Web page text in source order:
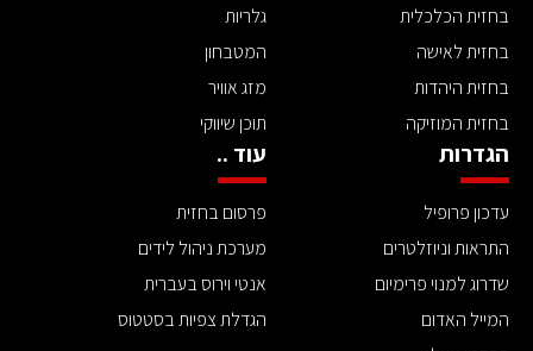
בחזית הכלכלית
בחזית לאישה
בחזית היהדות
בחזית המוזיקה
גלריות
המטבחון
מזג אוויר
תוכן שיווקי
הגדרות
עדכון פרופיל
התראות וניוזלטרים
שדרוג למנוי פרימיום
המייל האדום
עוד ..
פרסום בחזית
מערכת ניהול לידים
אנטי וירוס בעברית
הגדלת צפיות בסטטוס